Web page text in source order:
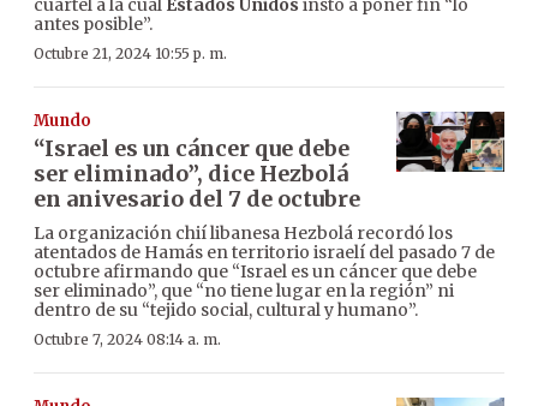
cuartel a la cual Estados Unidos instó a poner fin “lo
antes posible”.
Octubre 21, 2024 10:55 p. m.
Mundo
“Israel es un cáncer que debe
ser eliminado”, dice Hezbolá
en anivesario del 7 de octubre
La organización chií libanesa Hezbolá recordó los
atentados de Hamás en territorio israelí del pasado 7 de
octubre afirmando que “Israel es un cáncer que debe
ser eliminado”, que “no tiene lugar en la región” ni
dentro de su “tejido social, cultural y humano”.
Octubre 7, 2024 08:14 a. m.